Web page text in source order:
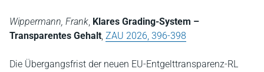
Wippermann, Frank, Klares Grading-System –
Transparentes Gehalt, ZAU 2026, 396-398
Die Übergangsfrist der neuen EU-Entgelttransparenz-RL